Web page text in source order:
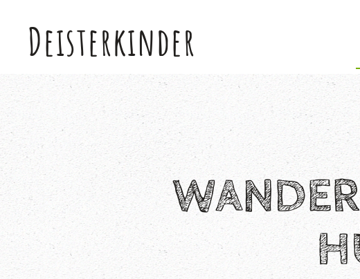
Skip to main content
Deisterkinder